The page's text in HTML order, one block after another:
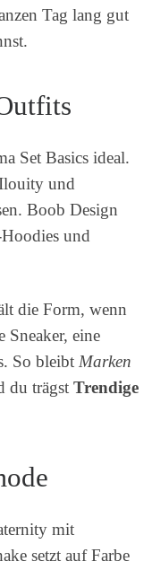
Tag lang gut
Set Basics ideal.
und
Boob Design
und
die Form, wenn
eine
So bleibt Marken
du trägst Trendige
mit
setzt auf Farbe